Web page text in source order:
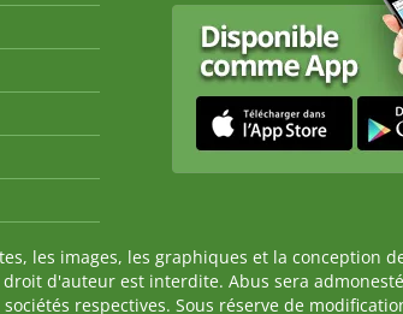
les images, les graphiques et la
d'auteur est interdite. Abus sera
respectives. Sous réserve de